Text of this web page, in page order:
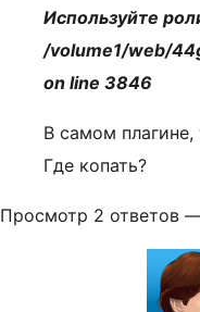
Используйте
/volume1/web/
on line 3846
В самом плагине,
Где копать?
Просмотр 2 ответов